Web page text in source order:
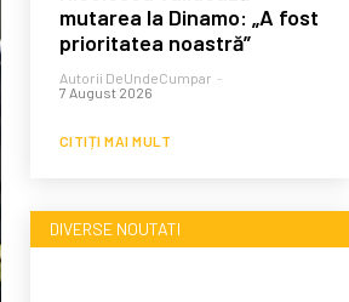
mutarea la Dinamo: „A fost
prioritatea noastră”
Autorii DeUndeCumpar -
7 August 2026
CITIȚI MAI MULT
DIVERSE NOUTATI